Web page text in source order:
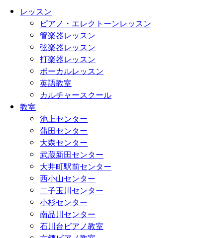
レッスン
ピアノ・エレクトーンレッスン
管楽器レッスン
弦楽器レッスン
打楽器レッスン
ボーカルレッスン
英語教室
カルチャースクール
教室
池上センター
蒲田センター
大森センター
武蔵新田センター
大井町駅前センター
西小山センター
二子玉川センター
小杉センター
南品川センター
石川台ピアノ教室